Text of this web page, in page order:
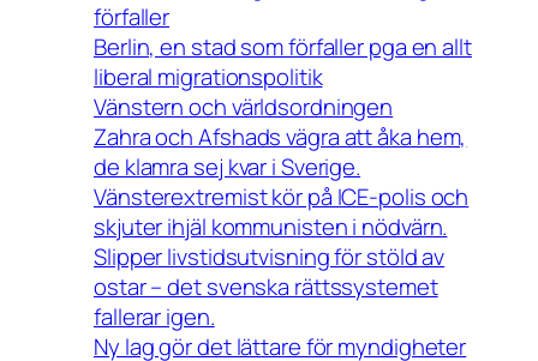
förfaller
Berlin, en stad som förfaller pga en allt
liberal migrationspolitik
Vänstern och världsordningen
Zahra och Afshads vägra att åka hem,
de klamra sej kvar i Sverige.
Vänsterextremist kör på ICE-polis och
skjuter ihjäl kommunisten i nödvärn.
Slipper livstidsutvisning för stöld av
ostar – det svenska rättssystemet
fallerar igen.
Ny lag gör det lättare för myndigheter